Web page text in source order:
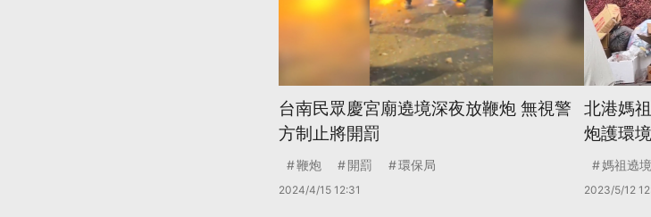
台南民眾慶宮廟遶境深夜放鞭炮 無視警
方制止將開罰
鞭炮 開罰 環保局
2024/4/15 12:31
北港媽
炮護環境
媽祖遶境
2023/5/12